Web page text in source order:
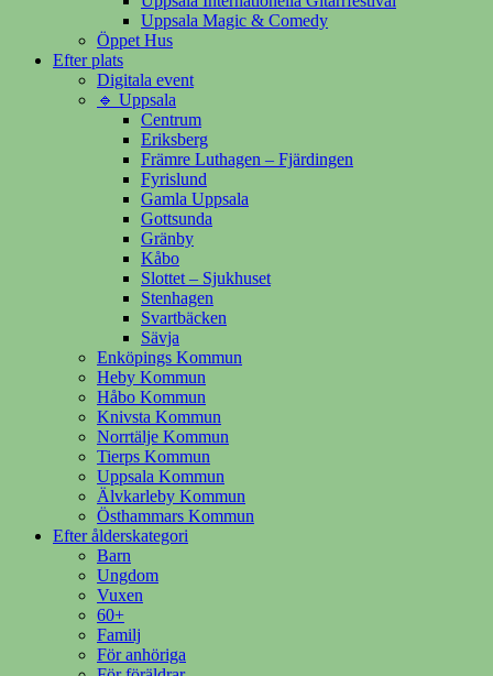
Uppsala Magic & Comedy
Öppet Hus
Efter plats
Digitala event
🔹 Uppsala
Centrum
Eriksberg
Främre Luthagen – Fjärdingen
Fyrislund
Gamla Uppsala
Gottsunda
Gränby
Kåbo
Slottet – Sjukhuset
Stenhagen
Svartbäcken
Sävja
Enköpings Kommun
Heby Kommun
Håbo Kommun
Knivsta Kommun
Norrtälje Kommun
Tierps Kommun
Uppsala Kommun
Älvkarleby Kommun
Östhammars Kommun
Efter ålderskategori
Barn
Ungdom
Vuxen
60+
Familj
För anhöriga